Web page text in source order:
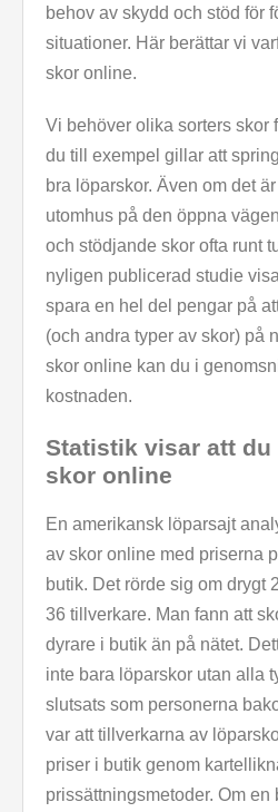
behov av skydd och stöd för
situationer. Här berättar vi
skor online.
Vi behöver olika sorters skor
du till exempel gillar att
bra löparskor. Även om det
utomhus på den öppna
och stödjande skor ofta runt
nyligen publicerad studie
spara en hel del pengar på
(och andra typer av skor) på
skor online kan du i
kostnaden.
Statistik visar att
skor online
En amerikansk löparsajt
av skor online med priserna
butik. Det rörde sig om drygt
36 tillverkare. Man fann att
dyrare i butik än på nätet.
inte bara löparskor utan alla
slutsats som personerna
var att tillverkarna av
priser i butik genom
prissättningsmetoder. Om en